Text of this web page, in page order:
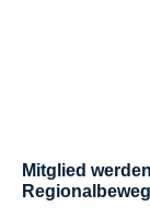
Mitglied